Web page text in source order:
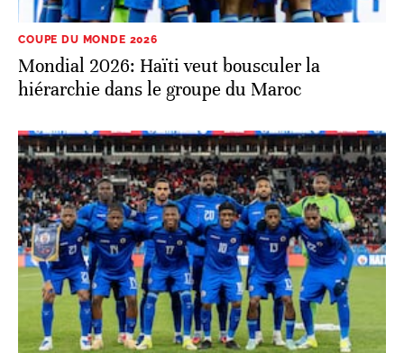
COUPE DU MONDE 2026
Mondial 2026: Haïti veut bousculer la
hiérarchie dans le groupe du Maroc